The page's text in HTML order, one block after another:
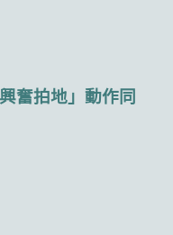
奮拍地」動作同